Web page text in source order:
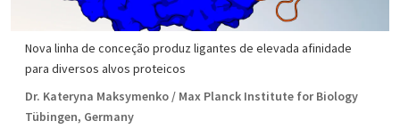
Nova linha de conceção produz ligantes de elevada afinidade
para diversos alvos proteicos
Dr. Kateryna Maksymenko / Max Planck Institute for Biology
Tübingen, Germany